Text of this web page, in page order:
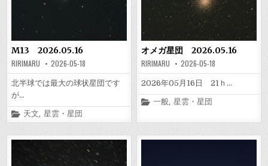
M13 2026.05.16
RIRIMARU 2026-05-18
北半球では最大の球状星団です
が…
Posted
in
天文,星雲・星団
オメガ星団 2026.05.16
RIRIMARU 2026-05-18
2026年05月16日 21ｈ…
Posted
一般,星雲・星団